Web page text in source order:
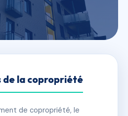
DOCTEUR
95880 Enghien-les-Bains
de la copropriété
de copropriété, le